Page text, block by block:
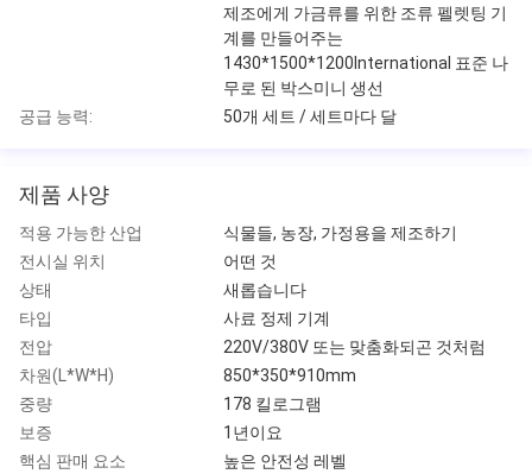
제조에게 가금류를 위한 조류 펠렛팅 기
계를 만들어주는
1430*1500*1200International 표준 나
무로 된 박스미니 생선
공급 능력:
50개 세트 / 세트마다 달
제품 사양
적용 가능한 산업
식물들, 농장, 가정용을 제조하기
전시실 위치
어떤 것
상태
새롭습니다
타입
사료 정제 기계
전압
220V/380V 또는 맞춤화되곤 것처럼
차원(L*W*H)
850*350*910mm
중량
178 킬로그램
보증
1년이요
핵심 판매 요소
높은 안전성 레벨